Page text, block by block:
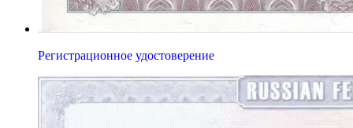
Регистрационное удостоверение